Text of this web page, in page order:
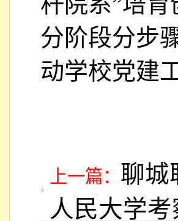
分阶段分步
动学校党建
上一篇： 聊城
人民大学